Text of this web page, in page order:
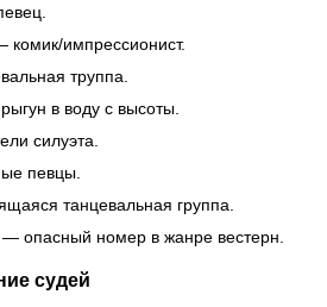
импрессионист.
труппа.
в воду с высоты.
силуэта.
певцы.
танцевальная группа.
опасный номер в жанре вестерн.
судей